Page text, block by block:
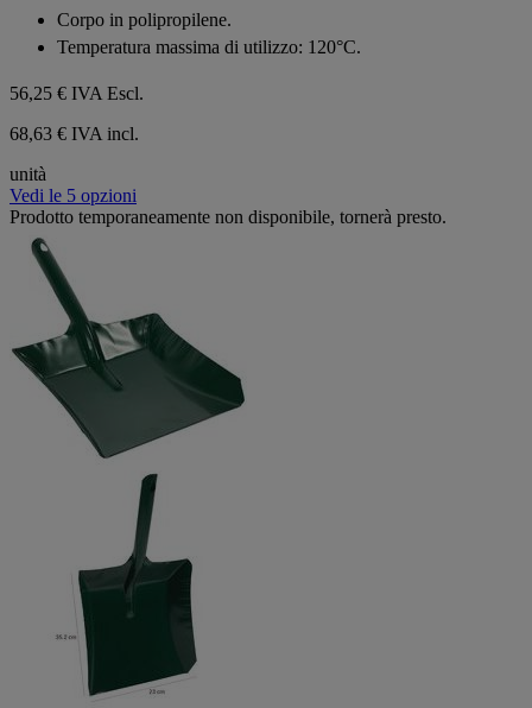
stelle.
Corpo in polipropilene.
Temperatura massima di utilizzo: 120°C.
56,25 € IVA Escl.
68,63 € IVA incl.
unità
Vedi le 5 opzioni
Prodotto temporaneamente non disponibile, tornerà presto.